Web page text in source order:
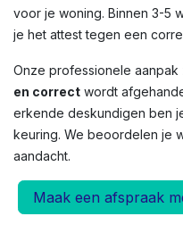
voor je woning. Binnen 3-5
je het attest tegen een
Onze professionele
en correct wordt
erkende deskundigen ben
keuring. We beoordelen je
aandacht.
Maak een afspraak